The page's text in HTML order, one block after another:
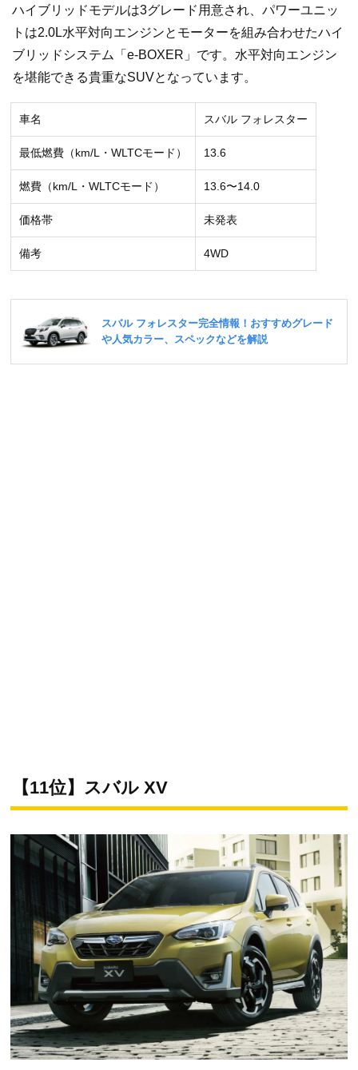
ハイブリッドモデルは3グレード用意され、パワーユニッ
トは2.0L水平対向エンジンとモーターを組み合わせたハイ
ブリッドシステム「e-BOXER」です。水平対向エンジン
を堪能できる貴重なSUVとなっています。
車名 スバル フォレスター
最低燃費（km/L・WLTCモード） 13.6
燃費（km/L・WLTCモード） 13.6〜14.0
価格帯 未発表
備考 4WD
【11位】スバル XV